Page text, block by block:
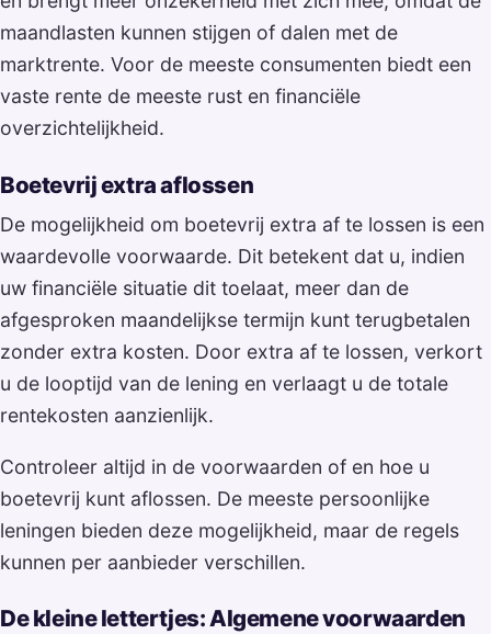
maandlasten kunnen stijgen of dalen met de
marktrente. Voor de meeste consumenten biedt een
vaste rente de meeste rust en financiële
overzichtelijkheid.
Boetevrij extra aflossen
De mogelijkheid om boetevrij extra af te lossen is een
waardevolle voorwaarde. Dit betekent dat u, indien
uw financiële situatie dit toelaat, meer dan de
afgesproken maandelijkse termijn kunt terugbetalen
zonder extra kosten. Door extra af te lossen, verkort
u de looptijd van de lening en verlaagt u de totale
rentekosten aanzienlijk.
Controleer altijd in de voorwaarden of en hoe u
boetevrij kunt aflossen. De meeste persoonlijke
leningen bieden deze mogelijkheid, maar de regels
kunnen per aanbieder verschillen.
De kleine lettertjes: Algemene voorwaarden